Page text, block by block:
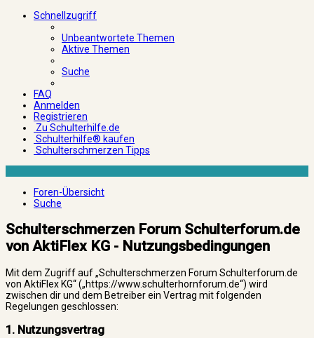
Schnellzugriff
Unbeantwortete Themen
Aktive Themen
Suche
FAQ
Anmelden
Registrieren
Zu Schulterhilfe.de
Schulterhilfe® kaufen
Schulterschmerzen Tipps
Foren-Übersicht
Suche
Schulterschmerzen Forum Schulterforum.de
von AktiFlex KG - Nutzungsbedingungen
Mit dem Zugriff auf „Schulterschmerzen Forum Schulterforum.de
von AktiFlex KG“ („https://www.schulterhornforum.de“) wird
zwischen dir und dem Betreiber ein Vertrag mit folgenden
Regelungen geschlossen:
1. Nutzungsvertrag